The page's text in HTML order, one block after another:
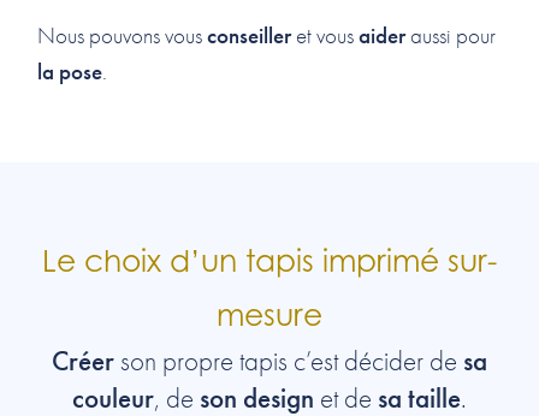
Nous pouvons vousconseilleret vousaideraussi pour
la pose.
Le choix d’un tapis imprimé sur-
mesure
Créerson propre tapis c’est décider de sa
couleur, de son design et de sa taille.